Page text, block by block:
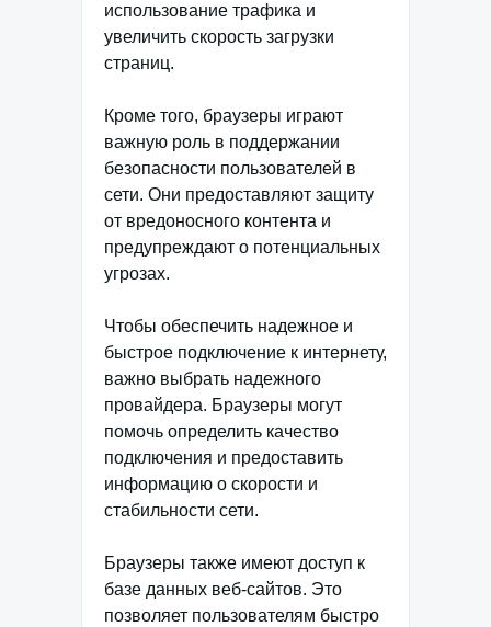
использование трафика и
увеличить скорость загрузки
страниц.
Кроме того, браузеры играют
важную роль в поддержании
безопасности пользователей в
сети. Они предоставляют защиту
от вредоносного контента и
предупреждают о потенциальных
угрозах.
Чтобы обеспечить надежное и
быстрое подключение к интернету,
важно выбрать надежного
провайдера. Браузеры могут
помочь определить качество
подключения и предоставить
информацию о скорости и
стабильности сети.
Браузеры также имеют доступ к
базе данных веб-сайтов. Это
позволяет пользователям быстро